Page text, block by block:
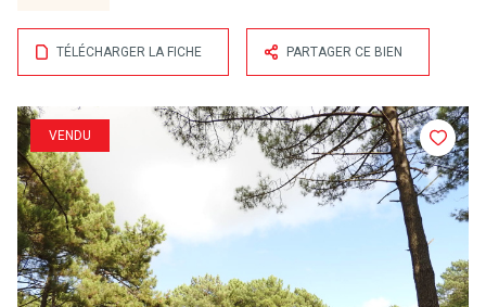
TÉLÉCHARGER LA FICHE PARTAGER CE BIEN
VENDU